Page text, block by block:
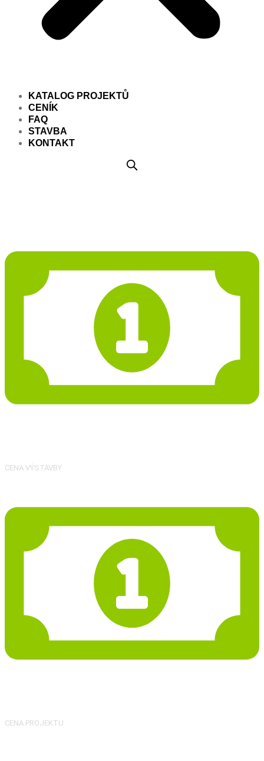
KATALOG PROJEKTŮ
CENÍK
FAQ
STAVBA
KONTAKT
CENA VÝSTAVBY
CENA PROJEKTU